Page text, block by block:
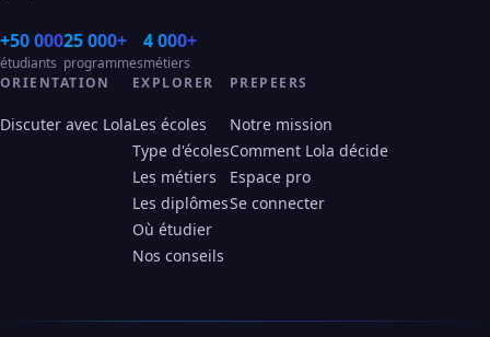
+50 000
étudiants
25 000+
programmes
4 000+
métiers
ORIENTATION
Discuter avec Lola
EXPLORER
Les écoles
Type d'écoles
Les métiers
Les diplômes
Où étudier
Nos conseils
PREPEERS
Notre mission
Comment Lola décide
Espace pro
Se connecter